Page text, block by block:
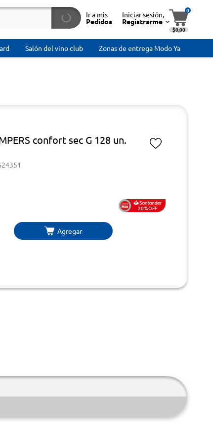
Ir a mis
Pedidos
Iniciar sesión,
Registrarme
0
$0,00
Salón del vino club Zonas de entrega Modo Ya
confort sec G 128 un.
20%OFF
Agregar